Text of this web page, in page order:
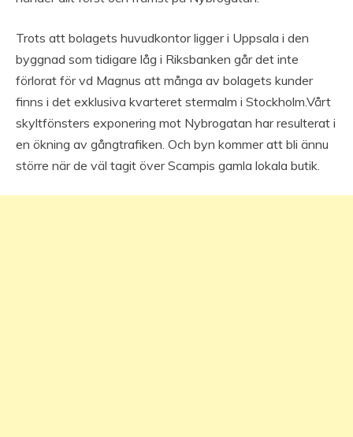
Trots att bolagets huvudkontor ligger i Uppsala i den
byggnad som tidigare låg i Riksbanken går det inte
förlorat för vd Magnus att många av bolagets kunder
finns i det exklusiva kvarteret stermalm i Stockholm.Vårt
skyltfönsters exponering mot Nybrogatan har resulterat i
en ökning av gångtrafiken. Och byn kommer att bli ännu
större när de väl tagit över Scampis gamla lokala butik.